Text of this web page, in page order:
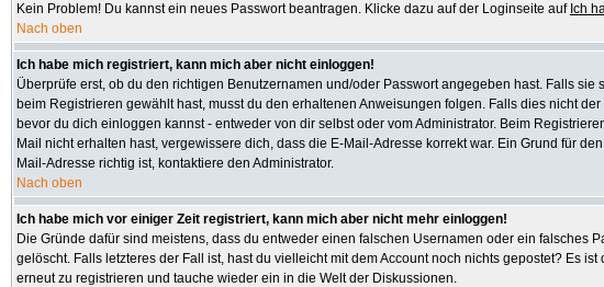
Kein Problem! Du kannst ein neues Passwort beantragen. Klicke dazu auf der Loginseite auf Ich
Nach oben
Ich habe mich registriert, kann mich aber nicht einloggen!
Überprüfe erst, ob du den richtigen Benutzernamen und/oder Passwort angegeben hast. Falls
beim Registrieren gewählt hast, musst du den erhaltenen Anweisungen folgen. Falls dies nicht
bevor du dich einloggen kannst - entweder von dir selbst oder vom Administrator. Beim
Mail nicht erhalten hast, vergewissere dich, dass die E-Mail-Adresse korrekt war. Ein Grund für
Mail-Adresse richtig ist, kontaktiere den Administrator.
Nach oben
Ich habe mich vor einiger Zeit registriert, kann mich aber nicht mehr einloggen!
Die Gründe dafür sind meistens, dass du entweder einen falschen Usernamen oder ein
gelöscht. Falls letzteres der Fall ist, hast du vielleicht mit dem Account noch nichts gepostet? Es
erneut zu registrieren und tauche wieder ein in die Welt der Diskussionen.